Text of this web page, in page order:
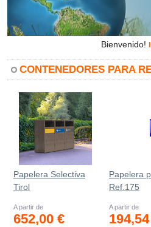
Bienvenido!
CONTENEDORES PARA
Papelera Selectiva
Tirol
A partir de
652,00 €
Papelera
Ref.175
A partir de